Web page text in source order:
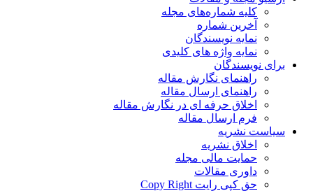
کلیه شماره‌های مجله
آخرین شماره
نمایه نویسندگان
نمایه واژه های کلیدی
برای نویسندگان
راهنمای نگارش مقاله
راهنمای ارسال مقاله
اخلاق حرفه ای در نگارش مقاله
فرم ارسال مقاله
سیاست نشریه
اخلاق نشریه
حمایت مالی مجله
داوری مقالات
حق کپی رایت Copy Right